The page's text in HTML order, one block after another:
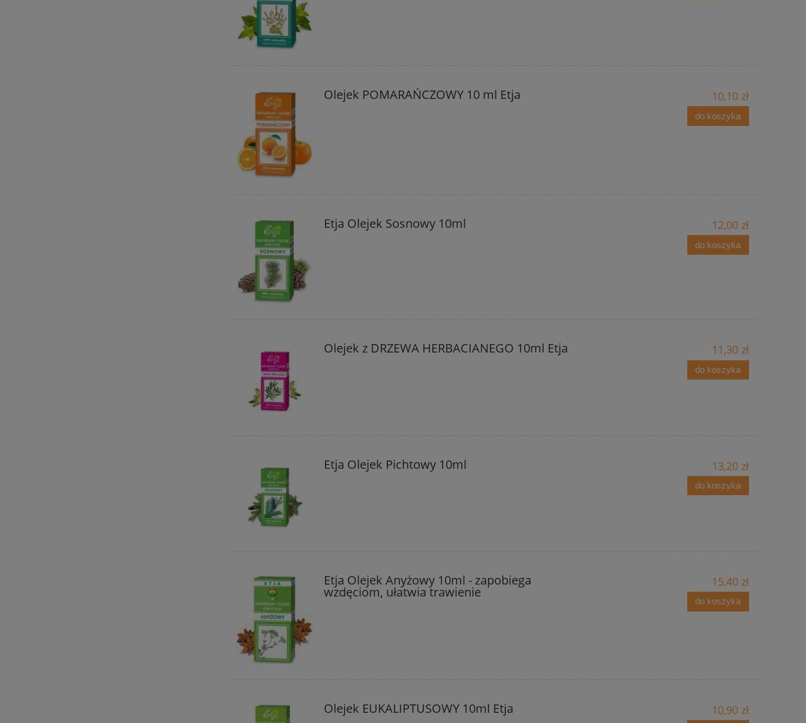
Olejek POMARAŃCZOWY 10 ml Etja 10,10 zł
do koszyka
Etja Olejek Sosnowy 10ml 12,00 zł
do koszyka
Olejek z DRZEWA HERBACIANEGO 10ml Etja 11,30 zł
do koszyka
Etja Olejek Pichtowy 10ml 13,20 zł
do koszyka
Etja Olejek Anyżowy 10ml - zapobiega
wzdęciom, ułatwia trawienie
15,40 zł
do koszyka
Olejek EUKALIPTUSOWY 10ml Etja 10,90 zł